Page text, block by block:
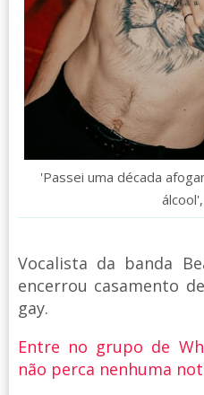
'Passei uma década
Vocalista da banda
encerrou casamento
gay.
Entre no grupo de
não perca nenhuma